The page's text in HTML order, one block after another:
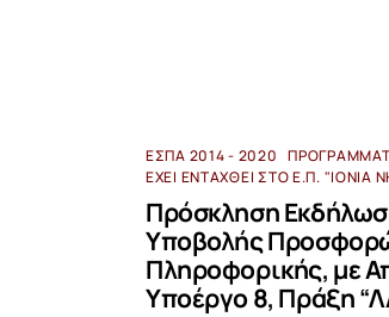
ΕΣΠΑ 2014 - 2020
ΈΧΕΙ ΕΝΤΑΧΘΕΊ ΣΤΟ Ε.Π. "ΙΌΝΙΑ
Πρόσκληση
Υποβολής
Πληροφορικής, με
Υποέργο 8, Πράξη